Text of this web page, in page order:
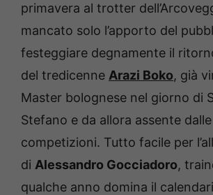
primavera al trotter
mancato solo l’apporto del
festeggiare degnamente il
del tredicenne Arazi Boko, già
Master bolognese nel giorno di
Stefano e da allora assente dalle
competizioni. Tutto facile per
di Alessandro Gocciadoro,
qualche anno domina il